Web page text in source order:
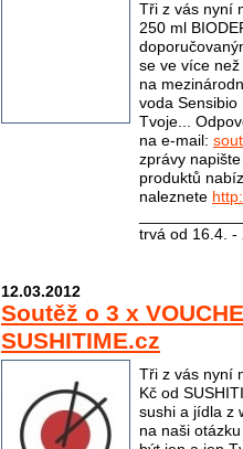
Tři z vás nyní
250 ml
se ve více
na
voda Sensibio
Tvoje...
na e-mail:
zprávy
produktů
naleznete
trvá od 16.4.
12.03.2012
Soutěž o 3 x
SUSHITIME.cz
Tři z vás nyní
Kč od
sushi a jídla z
na naši